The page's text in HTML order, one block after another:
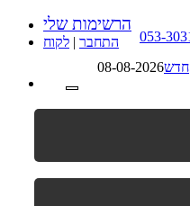
08-08-2026
הרשימות שלי
התחבר | לקוח
חדש